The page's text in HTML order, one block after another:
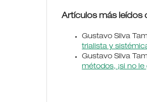
Artículos más leídos
Gustavo Silva
trialista y
Gustavo Silva
métodos, ¡si no